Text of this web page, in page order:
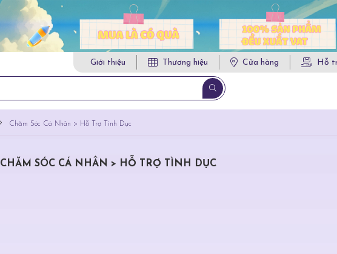
Giới thiệu Thương hiệu Cửa hàng Hỗ
Chăm Sóc Cá Nhân > Hỗ Trợ Tình Dục
CHĂM SÓC CÁ NHÂN > HỖ TRỢ TÌNH DỤC